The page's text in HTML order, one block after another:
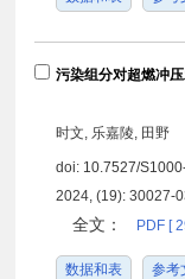
污染组分对超燃冲
时文, 乐嘉陵, 田野
doi: 10.7527/
2024, (19): 30027-
全文： PDF [
数据和表 参考